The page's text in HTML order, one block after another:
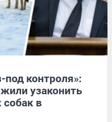
контроля»:
узаконить
собак в